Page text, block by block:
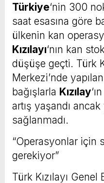
Türkiye‘nin 300
saat esasına göre
ülkenin kan
Kızılayı‘nın kan
düşüşe geçti. Türk
Merkezi’nde
bağışlarla Kızılay
artış yaşandı
sağlanmadı.
“Operasyonlar için
gerekiyor”
Türk Kızılayı Genel